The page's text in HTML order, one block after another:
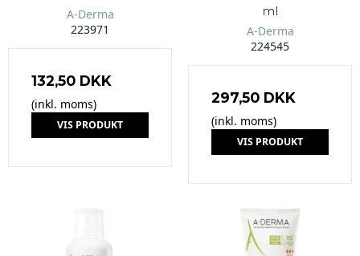
A-Derma
223971
132,50 DKK
(inkl. moms)
VIS PRODUKT
ml
A-Derma
224545
297,50 DKK
(inkl. moms)
VIS PRODUKT